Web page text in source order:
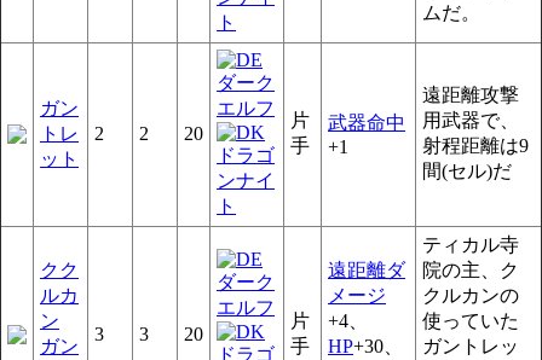
ムだ。
ガン
トレ
ット
2 2 20
片
手
武器命中
+1
遠距離攻撃
用武器で、
射程距離は9
間(セル)だ
クク
ルカ
ン
ガン
3 3 20
片
手
遠距離ダ
メージ
+4、
HP+30、
ティカル寺
院の主、ク
クルカンの
使っていた
ガントレッ